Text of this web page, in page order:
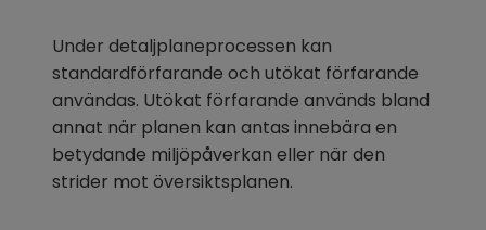
Under detaljplaneprocessen kan
standardförfarande och utökat förfarande
användas. Utökat förfarande används bland
annat när planen kan antas innebära en
betydande miljöpåverkan eller när den
strider mot översiktsplanen.